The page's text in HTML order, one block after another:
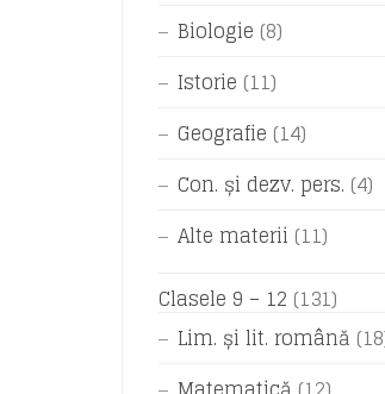
Biologie (8)
Istorie (11)
Geografie (14)
Con. și dezv. pers. (4)
Alte materii (11)
Clasele 9 – 12 (131)
Lim. și lit. română